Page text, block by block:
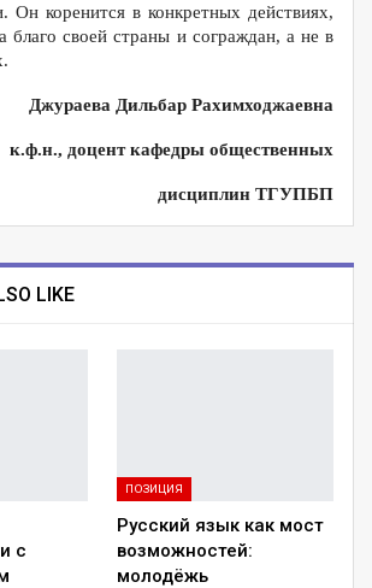
Он коренится в конкретных действиях,
благо своей страны и сограждан, а не в
Джураева Дильбар Рахимходжаевна
к.ф.н., доцент кафедры общественных
дисциплин ТГУПБП
LIKE
с
ПОЗИЦИЯ
Русский язык как мост
возможностей:
молодёжь